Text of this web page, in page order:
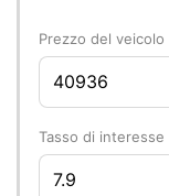
Prezzo del veicolo
Tasso di interesse